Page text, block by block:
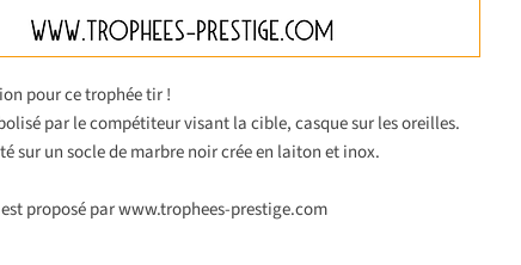
pour ce trophée tir !
par le compétiteur visant la cible, casque sur les oreilles.
sur un socle de marbre noir crée en laiton et inox.
proposé par www.trophees-prestige.com